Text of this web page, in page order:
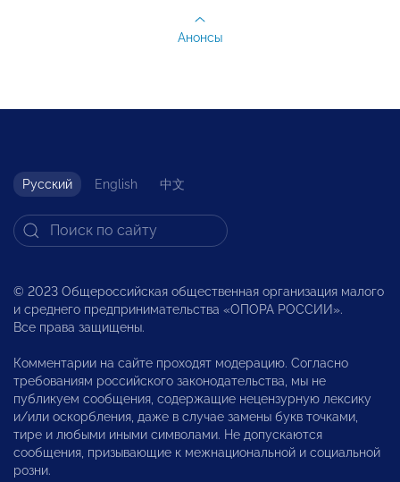
Анонсы
Русский English 中文
© 2023 Общероссийская общественная организация малого
и среднего предпринимательства «ОПОРА РОССИИ».
Все права защищены.
Комментарии на сайте проходят модерацию. Согласно
требованиям российского законодательства, мы не
публикуем сообщения, содержащие нецензурную лексику
и/или оскорбления, даже в случае замены букв точками,
тире и любыми иными символами. Не допускаются
сообщения, призывающие к межнациональной и социальной
розни.